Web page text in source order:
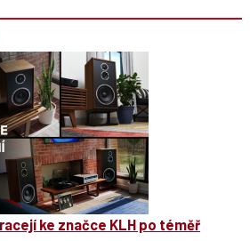
ke značce KLH po téměř